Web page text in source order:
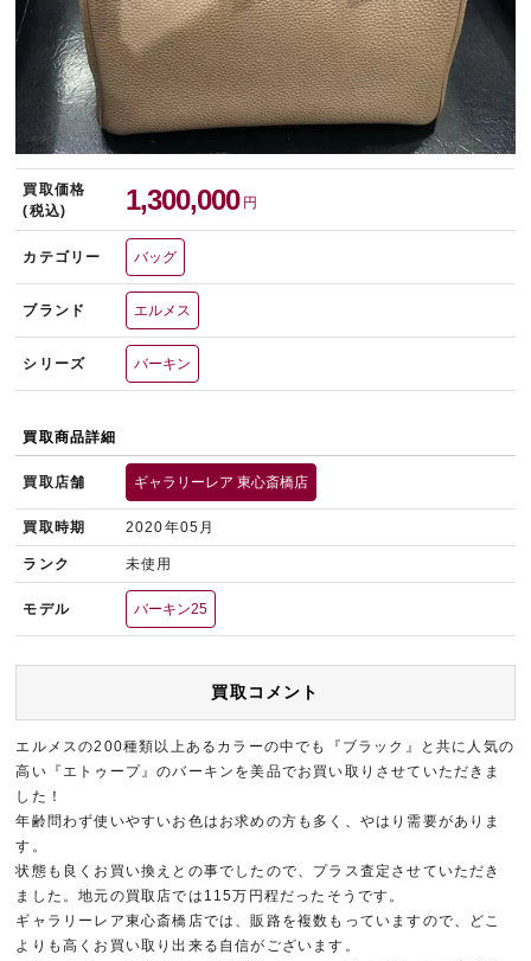
買取価格
(税込)
1,300,000 円
カテゴリー バッグ
ブランド エルメス
シリーズ バーキン
買取商品詳細
買取店舗 ギャラリーレア 東心斎橋店
買取時期 2020年05月
ランク 未使用
モデル バーキン25
買取コメント
エルメスの200種類以上あるカラーの中でも『ブラック』と共に人気の
高い『エトゥープ』のバーキンを美品でお買い取りさせていただきま
した！
年齢問わず使いやすいお色はお求めの方も多く、やはり需要がありま
す。
状態も良くお買い換えとの事でしたので、プラス査定させていただき
ました。地元の買取店では115万円程だったそうです。
ギャラリーレア東心斎橋店では、販路を複数もっていますので、どこ
よりも高くお買い取り出来る自信がございます。